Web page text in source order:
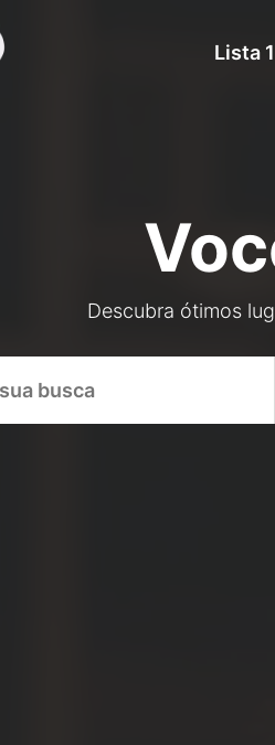
Lista
Descubra ótimos